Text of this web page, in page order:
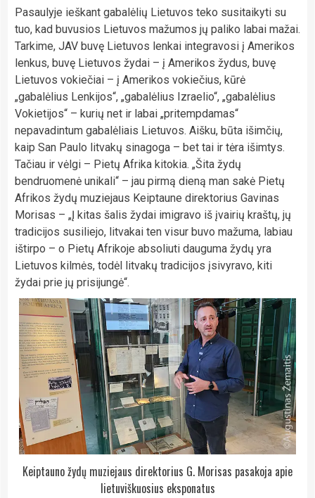
Pasaulyje ieškant gabalėlių Lietuvos teko susitaikyti su
tuo, kad buvusios Lietuvos mažumos jų paliko labai mažai.
Tarkime, JAV buvę Lietuvos lenkai integravosi į Amerikos
lenkus, buvę Lietuvos žydai – į Amerikos žydus, buvę
Lietuvos vokiečiai – į Amerikos vokiečius, kūrė
„gabalėlius Lenkijos“, „gabalėlius Izraelio“, „gabalėlius
Vokietijos“ – kurių net ir labai „pritempdamas“
nepavadintum gabalėliais Lietuvos. Aišku, būta išimčių,
kaip San Paulo litvakų sinagoga – bet tai ir tėra išimtys.
Tačiau ir vėlgi – Pietų Afrika kitokia. „Šita žydų
bendruomenė unikali“ – jau pirmą dieną man sakė Pietų
Afrikos žydų muziejaus Keiptaune direktorius Gavinas
Morisas – „Į kitas šalis žydai imigravo iš įvairių kraštų, jų
tradicijos susiliejo, litvakai ten visur buvo mažuma, labiau
ištirpo – o Pietų Afrikoje absoliuti dauguma žydų yra
Lietuvos kilmės, todėl litvakų tradicijos įsivyravo, kiti
žydai prie jų prisijungė“.
Keiptauno žydų muziejaus direktorius G. Morisas pasakoja apie
lietuviškuosius eksponatus